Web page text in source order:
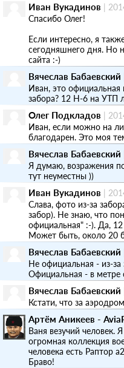
Иван Вукадинов |
Спасибо Олег!
Если интересно, я
сегодняшнего дня. Но
сайта :-)
Вячеслав Бабаевский
Иван, это официальная
забора? 12 H-6 на УТП
Олег Подкладов |
Иван, если можно на
благодарен. Это моя
Вячеслав Бабаевский
Я думаю, возражения
тут неуместны ))
Иван Вукадинов |
Слава, фото из-за
забор). Не знаю, что
официальная" :-). Да,
Может быть, около 20
Вячеслав Бабаевский
Не официальная - из-за
Официальная - в метре
Вячеслав Бабаевский
Кстати, что за
Артём Аникеев -
Ваня везучий человек.
огромная коллекция
человека есть Раптор
Браво!